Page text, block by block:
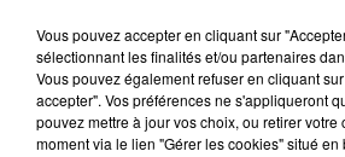
SAINT-ETIENNE : DÉPART DE
SALENGRO, LE SECTEUR À
Vous pouvez accepter en cliquant sur
sélectionnant les finalités et/ou partenaires
Vous pouvez également refuser en cliquant
accepter". Vos préférences ne s'appliqueront
pouvez mettre à jour vos choix, ou retirer votre
moment via le lien "Gérer les cookies" situé